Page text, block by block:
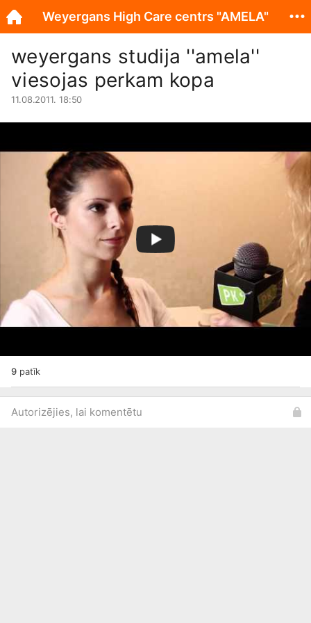
weyergans studija ''amela''
viesojas perkam kopa
11.08.2011. 18:50
9patīk
Autorizējies, lai komentētu
Weyergans High Care centrs "AMELA"